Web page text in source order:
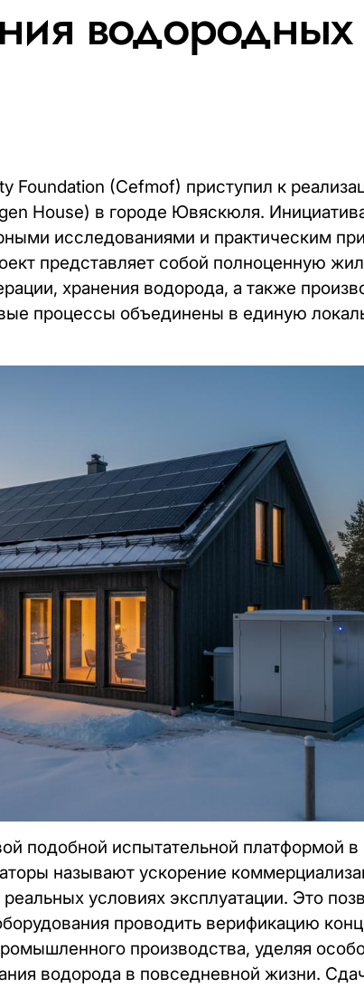
водородных
Foundation (Cefmof) приступил к
House) в городе Ювяскюля.
исследованиями и практическим
представляет собой полноценную
хранения водорода, а также
процессы объединены в единую
подобной испытательной платформой
называют ускорение
условиях эксплуатации. Это
проводить верификацию
производства, уделяя
водорода в повседневной жизни.